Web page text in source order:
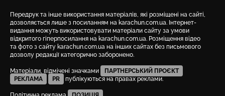
Передрук та інше використання матеріалів, які розміщені на сайті,
дозволяється лише з посиланням на karachun.com.ua. Інтернет-
видання можуть використовувати матеріали сайту за умови
відкритого гіперпосилання на karachun.com.ua. Розміщення відео
та фото з сайту karachun.com.ua на інших сайтах без письмового
дозволу редакції категорично заборонено.
Матеріали, відмічені значками
ПАРТНЕРСЬКИЙ ПРОЄКТ
РЕКЛАМА
PR публікуються на правах реклами.